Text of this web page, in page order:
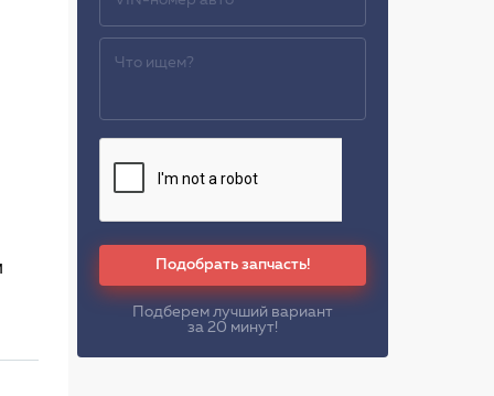
Подобрать запчасть!
Подберем лучший вариант
за 20 минут!